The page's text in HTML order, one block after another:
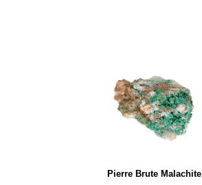
Pierre Brute Malachite